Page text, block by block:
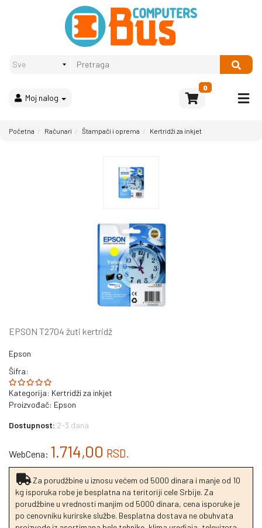
Moj nalog
0
Računari
Bela
Početna Računari Štampači i oprema Kertridži za inkjet
EPSON T2704 žuti kertridž
Epson
Šifra:
Kategorija: Kertridži za inkjet
Proizvođač: Epson
Dostupnost: 2-3 dana
WebCena: 1.714,00 RSD.
Za porudžbine u iznosu većem od 5000 dinara i manje od 10
kg isporuka robe je besplatna na teritoriji cele Srbije. Za
porudžbine u vrednosti manjim od 5000 dinara, cena isporuke je
po cenovniku kurirske službe. Besplatna dostava ne obuhvata